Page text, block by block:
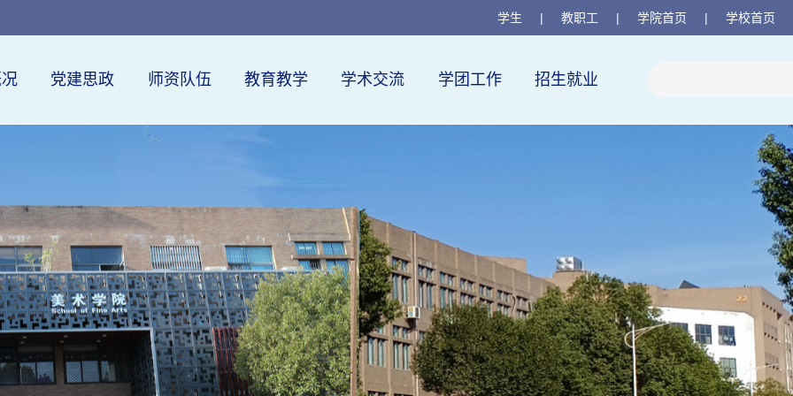
学生 | 教职工 | 学院首页 | 学校首页
党建思政 师资队伍 教育教学 学术交流 学团工作 招生就业